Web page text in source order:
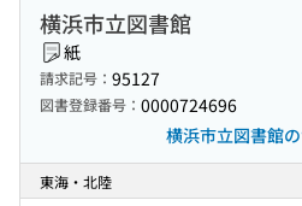
横浜市立図書館
紙
請求記号： 95127
図書登録番号： 0000724696
横浜市立図書館
東海・北陸